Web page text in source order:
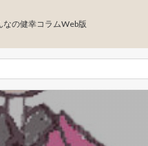
なの健幸コラムWeb版